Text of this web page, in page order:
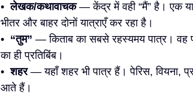
•लेखक/कथावाचक— केंद्र में वही “मैं” है। एक
भीतर और बाहर दोनों यात्राएँ कर रहा है।
• “तुम” — किताब का सबसे रहस्यमय पात्र। वह
का ही प्रतिबिंब।
•शहर— यहाँ शहर भी पात्र हैं। पेरिस, वियना,
आते हैं।